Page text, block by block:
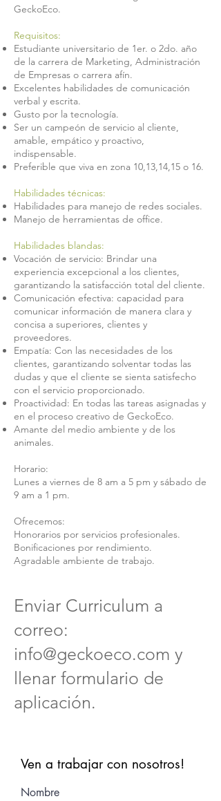
GeckoEco.
Requisitos:
Estudiante universitario de 1er. o 2do. año
de la carrera de Marketing, Administración
de Empresas o carrera afín.
Excelentes habilidades de comunicación
verbal y escrita.
Gusto por la tecnología.
Ser un campeón de servicio al cliente,
amable, empático y proactivo,
indispensable.
Preferible que viva en zona 10,13,14,15 o 16.
Habilidades técnicas:
Habilidades para manejo de redes sociales.
Manejo de herramientas de office.
Habilidades blandas:
Vocación de servicio: Brindar una
experiencia excepcional a los clientes,
garantizando la satisfacción total del cliente.
Comunicación efectiva: capacidad para
comunicar información de manera clara y
concisa a superiores, clientes y
proveedores.
Empatía: Con las necesidades de los
clientes, garantizando solventar todas las
dudas y que el cliente se sienta satisfecho
con el servicio proporcionado.
Proactividad: En todas las tareas asignadas y
en el proceso creativo de GeckoEco.
Amante del medio ambiente y de los
animales.
Horario:
Lunes a viernes de 8 am a 5 pm y sábado de
9 am a 1 pm.
Ofrecemos:
Honorarios por servicios profesionales.
Bonificaciones por rendimiento.
Agradable ambiente de trabajo.
Enviar Curriculum a
correo:
info@geckoeco.com y
llenar formulario de
aplicación.
Ven a trabajar con nosotros!
Nombre